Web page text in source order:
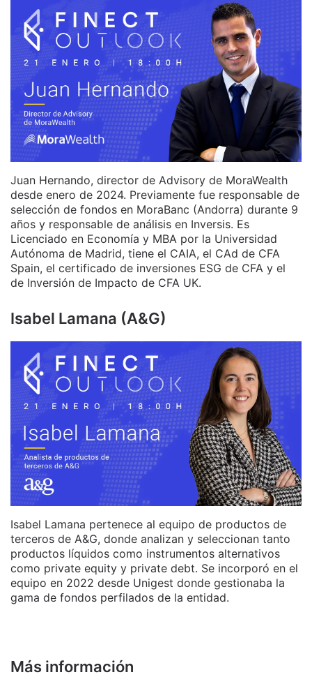
Juan Hernando, director de Advisory de MoraWealth
desde enero de 2024. Previamente fue responsable de
selección de fondos en MoraBanc (Andorra) durante 9
años y responsable de análisis en Inversis. Es
Licenciado en Economía y MBA por la Universidad
Autónoma de Madrid, tiene el CAIA, el CAd de CFA
Spain, el certificado de inversiones ESG de CFA y el
de Inversión de Impacto de CFA UK.
Isabel Lamana (A&G)
Isabel Lamana pertenece al equipo de productos de
terceros de A&G, donde analizan y seleccionan tanto
productos líquidos como instrumentos alternativos
como private equity y private debt. Se incorporó en el
equipo en 2022 desde Unigest donde gestionaba la
gama de fondos perfilados de la entidad.
Más información